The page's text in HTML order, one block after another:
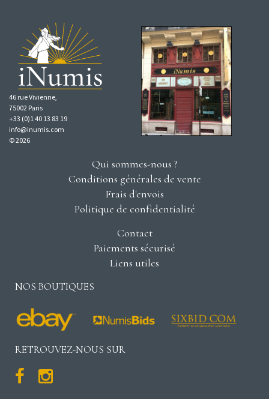
46 rue Vivienne,
75002 Paris
+33 (0)1 40 13 83 19
info@inumis.com
© 2026
Qui sommes-nous ?
Conditions générales de vente
Frais d'envois
Politique de confidentialité
Contact
Paiements sécurisé
Liens utiles
NOS BOUTIQUES
RETROUVEZ-NOUS SUR